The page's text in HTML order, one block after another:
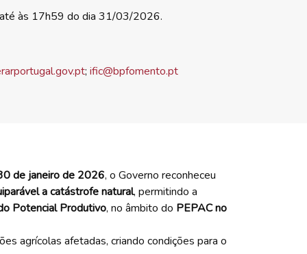
às 17h59 do dia 31/03/2026.
; ific@bpfomento.pt
de janeiro de 2026, o Governo reconheceu
a catástrofe natural, permitindo a
Potencial Produtivo, no âmbito do PEPAC no
agrícolas afetadas, criando condições para o